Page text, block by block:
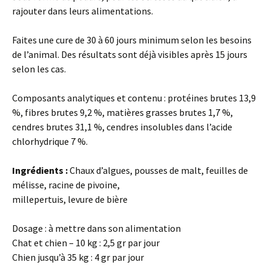
rajouter dans leurs alimentations.
Faites une cure de 30 à 60 jours minimum selon les besoins
de l’animal. Des résultats sont déjà visibles après 15 jours
selon les cas.
Composants analytiques et contenu : protéines brutes 13,9
%, fibres brutes 9,2 %, matières grasses brutes 1,7 %,
cendres brutes 31,1 %, cendres insolubles dans l’acide
chlorhydrique 7 %.
Ingrédients :Chaux d’algues, pousses de malt, feuilles de
mélisse, racine de pivoine,
millepertuis, levure de bière
Dosage : à mettre dans son alimentation
Chat et chien – 10 kg : 2,5 gr par jour
Chien jusqu’à 35 kg : 4 gr par jour